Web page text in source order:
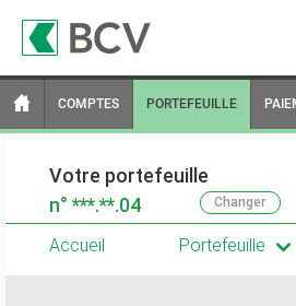
COMPTES PORTEFEUILLE
Votre portefeuille
n° ***.**.04 Changer
Accueil Portefeuille